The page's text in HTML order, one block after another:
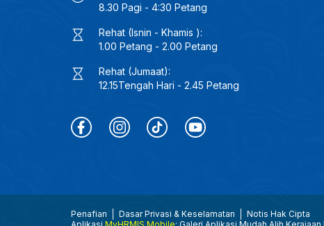
8.30 Pagi - 4:30 Petang
Rehat (Isnin - Khamis ):
1.00 Petang - 2.00 Petang
Rehat (Jumaat):
12.15Tengah Hari - 2.45 Petang
Penafian Dasar Privasi & Keselamatan
Notis Hak Cipta